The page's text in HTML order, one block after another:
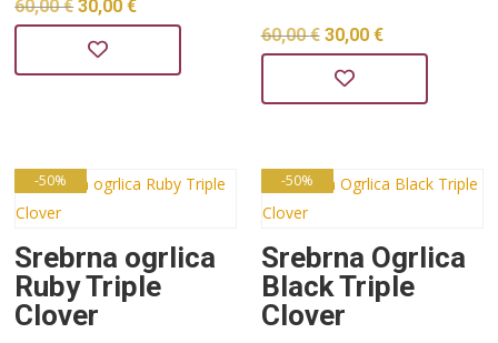
60,00€ Izvorna
cijena
bila
30,00€
je:
60,00€ Izvorna
cijena
bila
60,00 €.
30,00 €
je:
-50%
Srebrna ogrlica
Ruby Triple
Clover
-50%
Srebrna Ogrlica
Black Triple
Clover